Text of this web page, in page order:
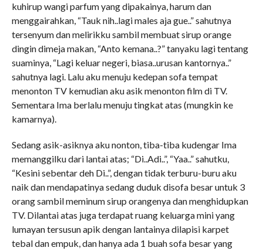
kuhirup wangi parfum yang dipakainya, harum dan
menggairahkan, “Tauk nih..lagi males aja gue..” sahutnya
tersenyum dan melirikku sambil membuat sirup orange
dingin dimeja makan, “Anto kemana..?” tanyaku lagi tentang
suaminya, “Lagi keluar negeri, biasa..urusan kantornya..”
sahutnya lagi. Lalu aku menuju kedepan sofa tempat
menonton TV kemudian aku asik menonton film di TV.
Sementara Ima berlalu menuju tingkat atas (mungkin ke
kamarnya).
Sedang asik-asiknya aku nonton, tiba-tiba kudengar Ima
memanggilku dari lantai atas; “Di..Adi..”, “Yaa..” sahutku,
“Kesini sebentar deh Di..”, dengan tidak terburu-buru aku
naik dan mendapatinya sedang duduk disofa besar untuk 3
orang sambil meminum sirup orangenya dan menghidupkan
TV. Dilantai atas juga terdapat ruang keluarga mini yang
lumayan tersusun apik dengan lantainya dilapisi karpet
tebal dan empuk, dan hanya ada 1 buah sofa besar yang